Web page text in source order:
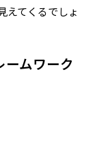
えてくるでしょ
ームワーク